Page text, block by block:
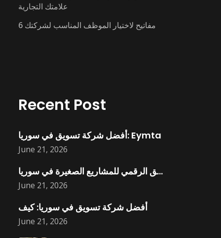
علامتك التجارية
6 مفاتيح لاختيار الموظف المناسب لشركتك
Recent Post
June 21, 2026
أفضل شركة تسويق في سوريا: Eymta
June 21, 2026
التسويق الرقمي للمشاريع الصغيرة في سوريا:
June 21, 2026
أفضل شركة تسويق في سوريا: كيف